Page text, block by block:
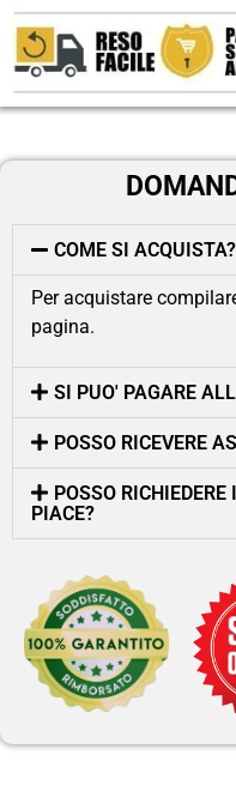
COME SI ACQUISTA?
Per acquistare
pagina.
SI PUO' PAGARE
POSSO RICEVERE
POSSO
PIACE?